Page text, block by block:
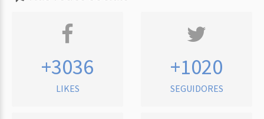
+3036
LIKES
+1020
SEGUIDORES